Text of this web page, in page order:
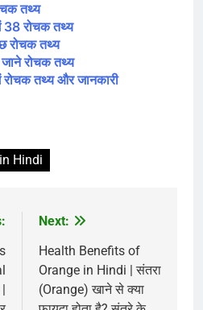
तथ्य
38 रोचक तथ्य
रोचक तथ्य
जाने रोचक तथ्य
तथ्य और जानकारी
Hindi
Next:
Health Benefits of
Orange in Hindi | संतरा
(Orange) खाने से क्या